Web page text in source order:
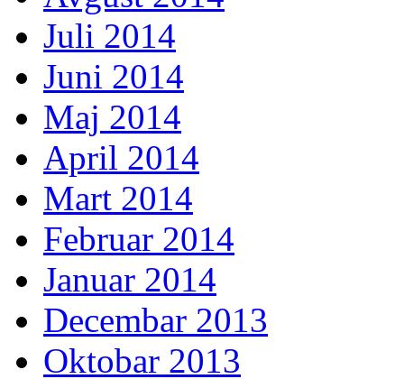
Juli 2014
Juni 2014
Maj 2014
April 2014
Mart 2014
Februar 2014
Januar 2014
Decembar 2013
Oktobar 2013